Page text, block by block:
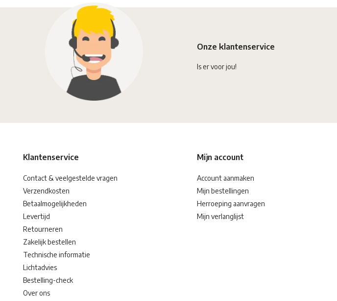
Onze klantenservice
Is er voor jou!
Klantenservice
Contact & veelgestelde vragen
Verzendkosten
Betaalmogelijkheden
Levertijd
Retourneren
Zakelijk bestellen
Technische informatie
Lichtadvies
Bestelling-check
Over ons
Mijn account
Account aanmaken
Mijn bestellingen
Herroeping aanvragen
Mijn verlanglijst